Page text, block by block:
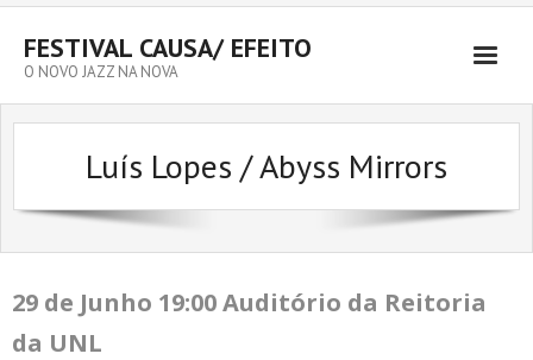
FESTIVAL CAUSA/ EFEITO
O NOVO JAZZ NA NOVA
Luís Lopes / Abyss Mirrors
29 de Junho 19:00 Auditório da Reitoria
da UNL